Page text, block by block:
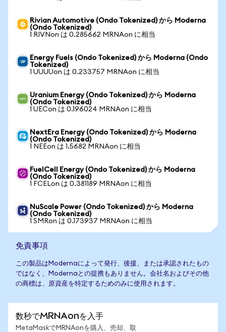
Rivian Automotive (Ondo Tokenized) から Moderna
(Ondo Tokenized)
1 RIVNon は 0.285662 MRNAon に相当
Energy Fuels (Ondo Tokenized) から Moderna (Ondo
Tokenized)
1 UUUUon は 0.233757 MRNAon に相当
Uranium Energy (Ondo Tokenized) から Moderna
(Ondo Tokenized)
1 UECon は 0.196024 MRNAon に相当
NextEra Energy (Ondo Tokenized) から Moderna
(Ondo Tokenized)
1 NEEon は 1.5682 MRNAon に相当
FuelCell Energy (Ondo Tokenized) から Moderna
(Ondo Tokenized)
1 FCELon は 0.381189 MRNAon に相当
NuScale Power (Ondo Tokenized) から Moderna
(Ondo Tokenized)
1 SMRon は 0.173937 MRNAon に相当
免責事項
この製品はModernaによって発行、後援、または承認されたもの
ではなく、Modernaとの提携もありません。会社名およびその他
の商標は、原資産を特定するためのみに使用されます。
数秒でMRNAonを入手
MetaMaskでMRNAonを購入、売却、取